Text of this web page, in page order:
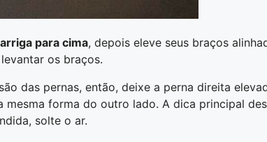
para cima, depois eleve seus braços
os braços.
das pernas, então, deixe a perna direita
forma do outro lado. A dica principal
solte o ar.